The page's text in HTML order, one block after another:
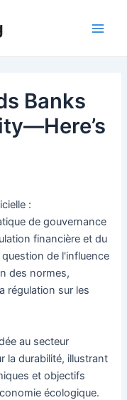
Banks
:
de gouvernance
financière et du
de l'influence
des normes,
régulation sur les
au secteur
la durabilité, illustrant
et objectifs
écologique.